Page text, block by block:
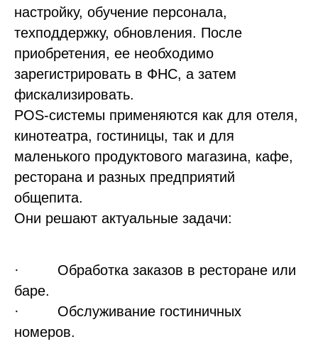
настройку, обучение персонала,
техподдержку, обновления. После
приобретения, ее необходимо
зарегистрировать в ФНС, а затем
фискализировать.
POS-системы применяются как для отеля,
кинотеатра, гостиницы, так и для
маленького продуктового магазина, кафе,
ресторана и разных предприятий
общепита.
Они решают актуальные задачи:
· Обработка заказов в ресторане или
баре.
· Обслуживание гостиничных
номеров.